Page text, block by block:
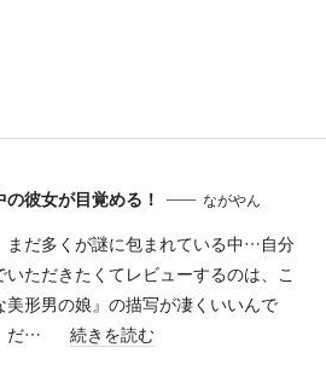
彼女が目覚める！
ながやん
だ多くが謎に包まれている中…自分
ただきたくてレビューするのは、こ
形男の娘』の描写が凄くいいんで
だ…
続きを読む